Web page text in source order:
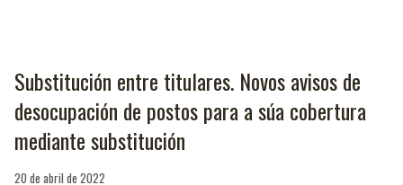
Substitución entre titulares. Novos avisos de
desocupación de postos para a súa cobertura
mediante substitución
20 de abril de 2022